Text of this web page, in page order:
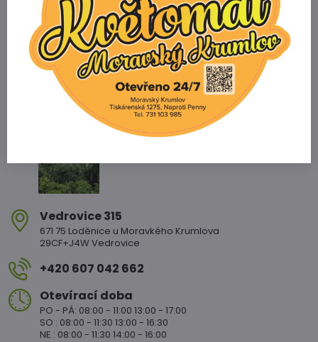
Email
info@zahradnictvikopetka.cz
Zahradnictví Vedrovice
Vedrovice 315
671 75 Loděnice u Moravkého Krumlova
29CF+J4W Vedrovice
+420 607 042 662
Otevírací doba
PO - PÁ: 08:00 - 11:00 13:00 - 17:00
SO : 08:00 - 11:30 13:00 - 16:30
NE : 08:00 - 11:30 14:00 - 16:00